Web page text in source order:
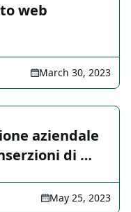
web
March 30, 2023
aziendale
di …
May 25, 2023